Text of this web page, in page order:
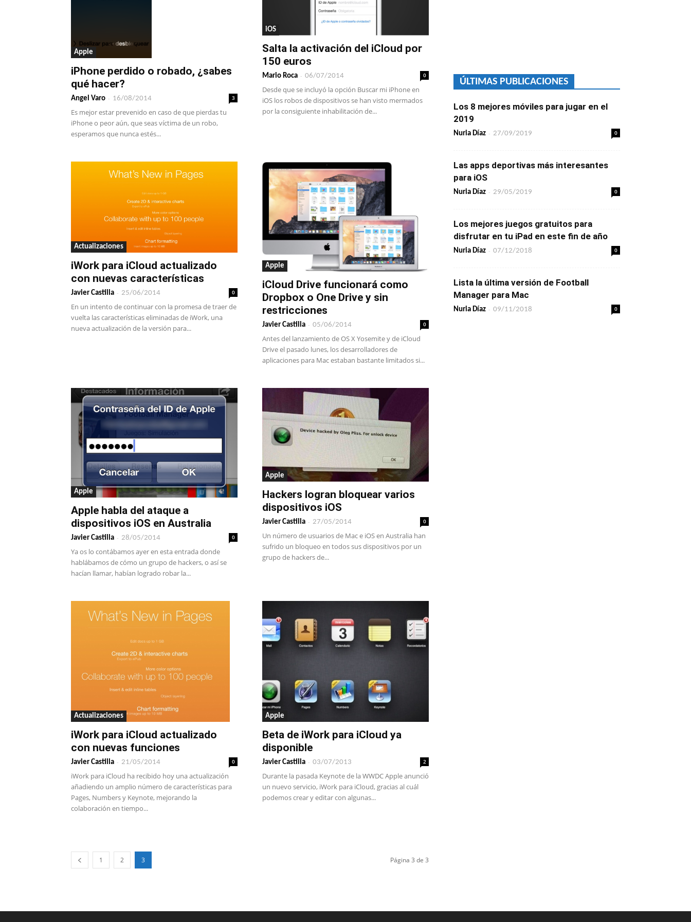
Apple
iPhone perdido o robado, ¿sabes
qué hacer?
Angel Varo - 16/08/2014 3
Es mejor estar prevenido en caso de que pierdas tu
iPhone o peor aún, que seas víctima de un robo,
esperamos que nunca estés...
iOS
Salta la activación del iCloud por
150 euros
Mario Roca - 06/07/2014 0
Desde que se incluyó la opción Buscar mi iPhone en
iOS los robos de dispositivos se han visto mermados
por la consiguiente inhabilitación de...
Actualizaciones
iWork para iCloud actualizado
con nuevas características
Javier Castilla - 25/06/2014 0
En un intento de continuar con la promesa de traer de
vuelta las características eliminadas de iWork, una
nueva actualización de la versión para...
Apple
iCloud Drive funcionará como
Dropbox o One Drive y sin
restricciones
Javier Castilla - 05/06/2014 0
Antes del lanzamiento de OS X Yosemite y de iCloud
Drive el pasado lunes, los desarrolladores de
aplicaciones para Mac estaban bastante limitados si...
Apple
Apple habla del ataque a
dispositivos iOS en Australia
Javier Castilla - 28/05/2014 0
Ya os lo contábamos ayer en esta entrada donde
hablábamos de cómo un grupo de hackers, o así se
hacían llamar, habían logrado robar la...
Apple
Hackers logran bloquear varios
dispositivos iOS
Javier Castilla - 27/05/2014 0
Un número de usuarios de Mac e iOS en Australia han
sufrido un bloqueo en todos sus dispositivos por un
grupo de hackers de...
Actualizaciones
iWork para iCloud actualizado
con nuevas funciones
Javier Castilla - 21/05/2014 0
iWork para iCloud ha recibido hoy una actualización
añadiendo un amplio número de características para
Pages, Numbers y Keynote, mejorando la
colaboración en tiempo...
Apple
Beta de iWork para iCloud ya
disponible
Javier Castilla - 03/07/2013 2
Durante la pasada Keynote de la WWDC Apple anunció
un nuevo servicio, iWork para iCloud, gracias al cuál
podemos crear y editar con algunas...
1 2 3 Página 3 de 3
ÚLTIMAS PUBLICACIONES
Los 8 mejores móviles para jugar en el
2019
Nuria Díaz - 27/09/2019 0
Las apps deportivas más interesantes
para iOS
Nuria Díaz - 29/05/2019 0
Los mejores juegos gratuitos para
disfrutar en tu iPad en este fin de año
Nuria Díaz - 07/12/2018 0
Lista la última versión de Football
Manager para Mac
Nuria Díaz - 09/11/2018 0